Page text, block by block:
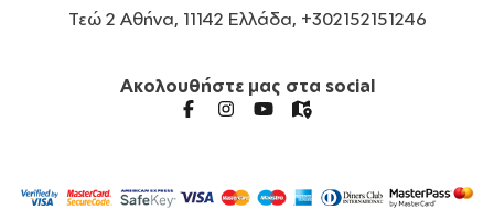
Τεώ 2 Αθήνα, 11142 Ελλάδα, +302152151246
Ακολουθήστε μας στα social